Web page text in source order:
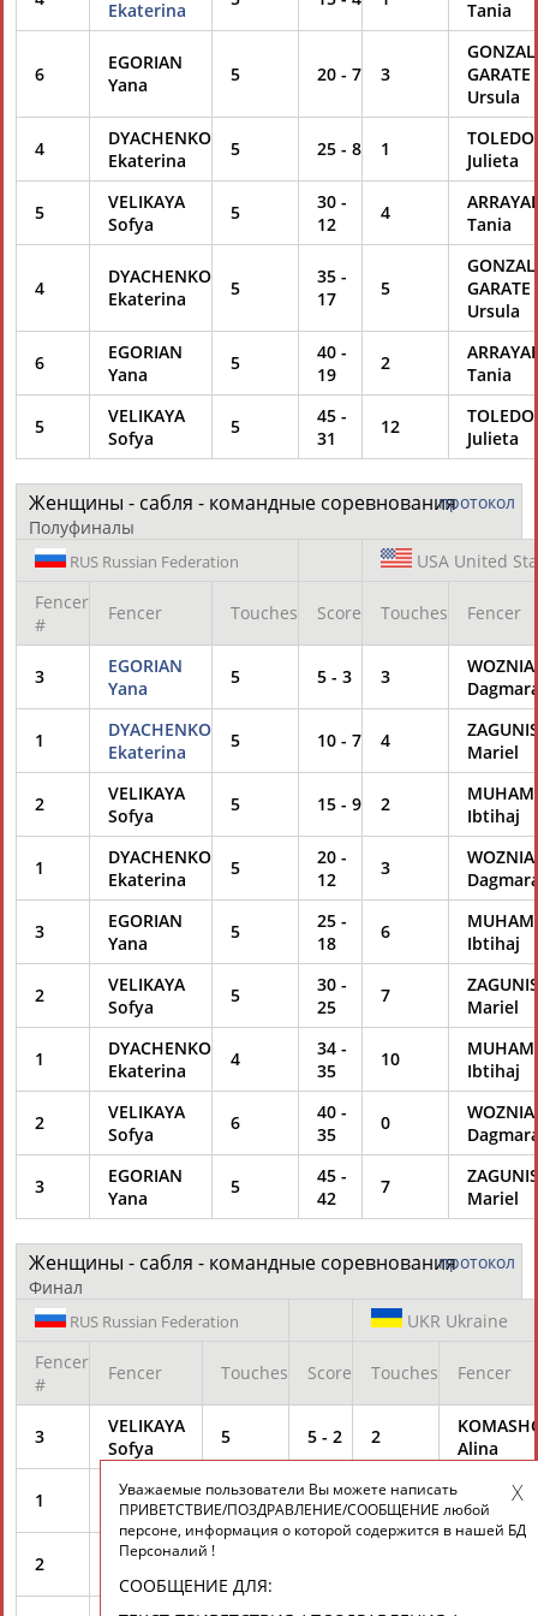
Ekaterina Tania
6
EGORIAN
Yana
5 20 - 7 3
GARATE
Ursula
4
DYACHENKO
Ekaterina
5 25 - 8 1
TOLEDO
Julieta
5
VELIKAYA
Sofya
5 30 -
12
4
Tania
4
DYACHENKO
Ekaterina
5
35 -
17
5
GARATE
Ursula
6
EGORIAN
Yana
5 40 -
19
2
Tania
5
VELIKAYA
Sofya
5 45 -
31
12
TOLEDO
Julieta
протокол
Женщины - сабля - командные соревнования
Полуфиналы
RUS Russian Federation USA United
Fencer
#
Fencer Touches Score Touches Fencer
3
EGORIAN
Yana
5 5 - 3 3
1
DYACHENKO
Ekaterina
5 10 - 7 4
ZAGUNIS
Mariel
2
VELIKAYA
Sofya
5 15 - 9 2
Ibtihaj
1
DYACHENKO
Ekaterina
5 20 -
12
3
3
EGORIAN
Yana
5 25 -
18
6
Ibtihaj
2
VELIKAYA
Sofya
5 30 -
25
7
ZAGUNIS
Mariel
1
DYACHENKO
Ekaterina
4 34 -
35
10
Ibtihaj
2
VELIKAYA
Sofya
6 40 -
35
0
3
EGORIAN
Yana
5 45 -
42
7
ZAGUNIS
Mariel
протокол
Женщины - сабля - командные соревнования
Финал
RUS Russian Federation UKR Ukraine
Fencer
#
Fencer Touches Score Touches Fencer
3
VELIKAYA
Sofya
5 5 - 2 2
Alina
1
GAVRILOVA
Yuliya
5 10-4 2
KHARLAN
Olga
2
EGORIAN
Yana
Уважаемые пользователи Вы можете написать
ПРИВЕТСТВИЕ/ПОЗДРАВЛЕНИЕ/СООБЩЕНИЕ любой
персоне, информация о которой содержится в нашей БД
Персоналий !
СООБЩЕНИЕ ДЛЯ: